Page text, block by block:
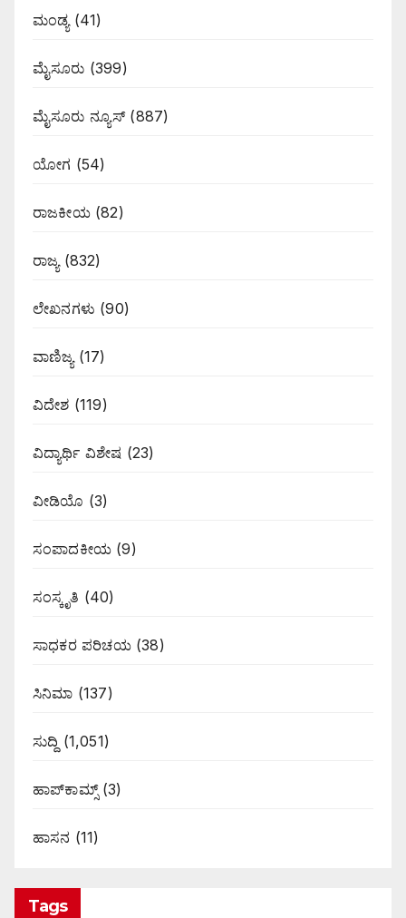
ಮಂಡ್ಯ(41)
ಮೈಸೂರು (399)
ಮೈಸೂರು ನ್ಯೂಸ್(887)
ಯೋಗ (54)
ರಾಜಕೀಯ(82)
ರಾಜ್ಯ(832)
ಲೇಖನಗಳು (90)
ವಾಣಿಜ್ಯ(17)
ವಿದೇಶ (119)
ವಿದ್ಯಾರ್ಥಿ ವಿಶೇಷ (23)
ವೀಡಿಯೊ (3)
ಸಂಪಾದಕೀಯ (9)
ಸಂಸ್ಕೃತಿ (40)
ಸಾಧಕರ ಪರಿಚಯ(38)
ಸಿನಿಮಾ (137)
ಸುದ್ದಿ (1,051)
ಹಾಪ್‌ಕಾಮ್ಸ್‌(3)
ಹಾಸನ (11)
Tags